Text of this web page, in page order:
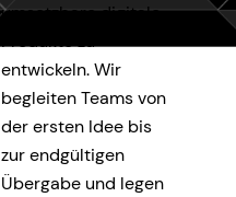
umsetzbare digitale
Produkte zu
entwickeln. Wir
begleiten Teams von
der ersten Idee bis
zur endgültigen
Übergabe und legen